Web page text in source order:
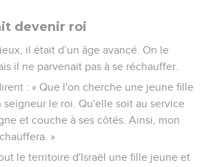
devenir roi
il était d’un âge avancé. On le
il ne parvenait pas à se réchauffer.
: « Que l'on cherche une jeune fille
le roi. Qu'elle soit au service
et couche à ses côtés. Ainsi, mon
»
le territoire d'Israël une fille jeune et